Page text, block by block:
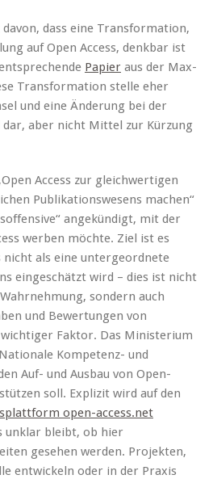
dass eine Transformation,
auf Open Access, denkbar ist
Papier aus der Max-
Transformation stelle eher
und eine Änderung bei der
aber nicht Mittel zur Kürzung
Access zur gleichwertigen
Publikationswesens machen“
angekündigt, mit der
werben möchte. Ziel ist es
nicht als eine untergeordnete
eingeschätzt wird – dies ist nicht
sondern auch
und Bewertungen von
Faktor. Das Ministerium
Kompetenz- und
Auf- und Ausbau von Open-
soll. Explizit wird auf den
open-access.net
unklar bleibt, ob hier
gesehen werden. Projekten,
entwickeln oder in der Praxis